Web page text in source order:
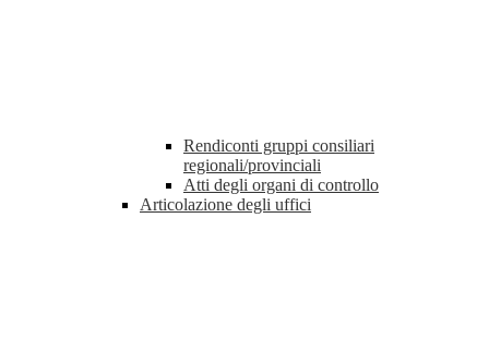
Rendiconti gruppi consiliari
regionali/provinciali
Atti degli organi di controllo
Articolazione degli uffici